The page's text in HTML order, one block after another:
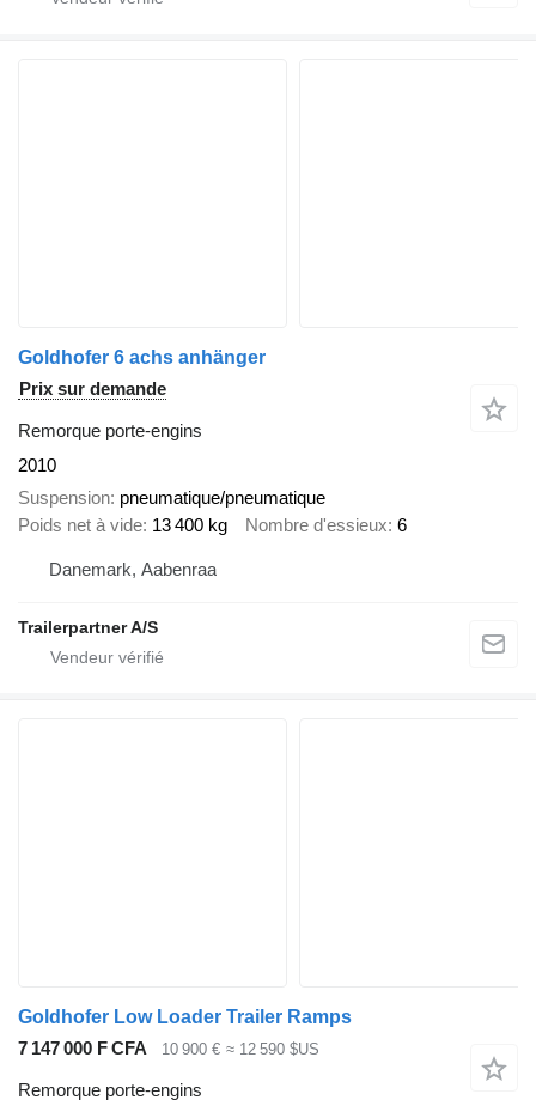
Goldhofer 6 achs anhänger
Prix sur demande
Remorque porte-engins
2010
Suspension pneumatique/pneumatique
Poids net à vide 13 400 kg Nombre d'essieux 6
Danemark, Aabenraa
Trailerpartner A/S
Goldhofer Low Loader Trailer Ramps
7 147 000 F CFA
10 900 € ≈ 12 590 $US
Remorque porte-engins